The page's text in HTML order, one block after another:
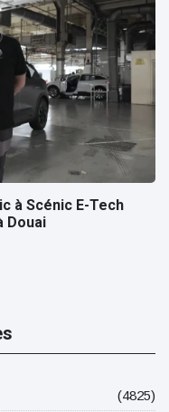
à Scénic E-Tech
Douai
(4825)